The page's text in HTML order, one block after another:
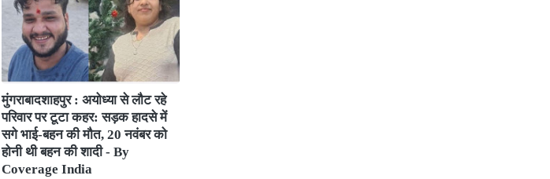
मुंगराबादशाहपुर : अयोध्या से लौट रहे
परिवार पर टूटा कहर: सड़क हादसे में
सगे भाई-बहन की मौत, 20 नवंबर को
होनी थी बहन की शादी - By
Coverage India